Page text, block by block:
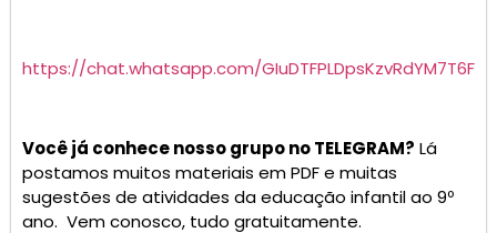
https://chat.whatsapp.com/GIuDTFPLDpsKzvRdYM7T6F
Você já conhece nosso grupo no TELEGRAM? Lá
postamos muitos materiais em PDF e muitas
sugestões de atividades da educação infantil ao 9º
ano. Vem conosco, tudo gratuitamente.